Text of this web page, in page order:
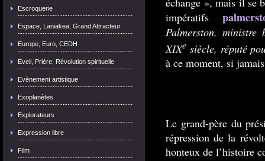
Escroquerie
Espace, Laniakea, Grand Attracteur
Europe, Euro, CEDH
Eveil, Prière, Révolution spirituelle
Evènement artistique
Exoplanètes
Explorateurs
Expression libre
Film
impératifs
Palmerston, ministre
XIXe siècle, réputé
à ce moment, si
Le grand-père du
répression de la
honteux de l’histoire